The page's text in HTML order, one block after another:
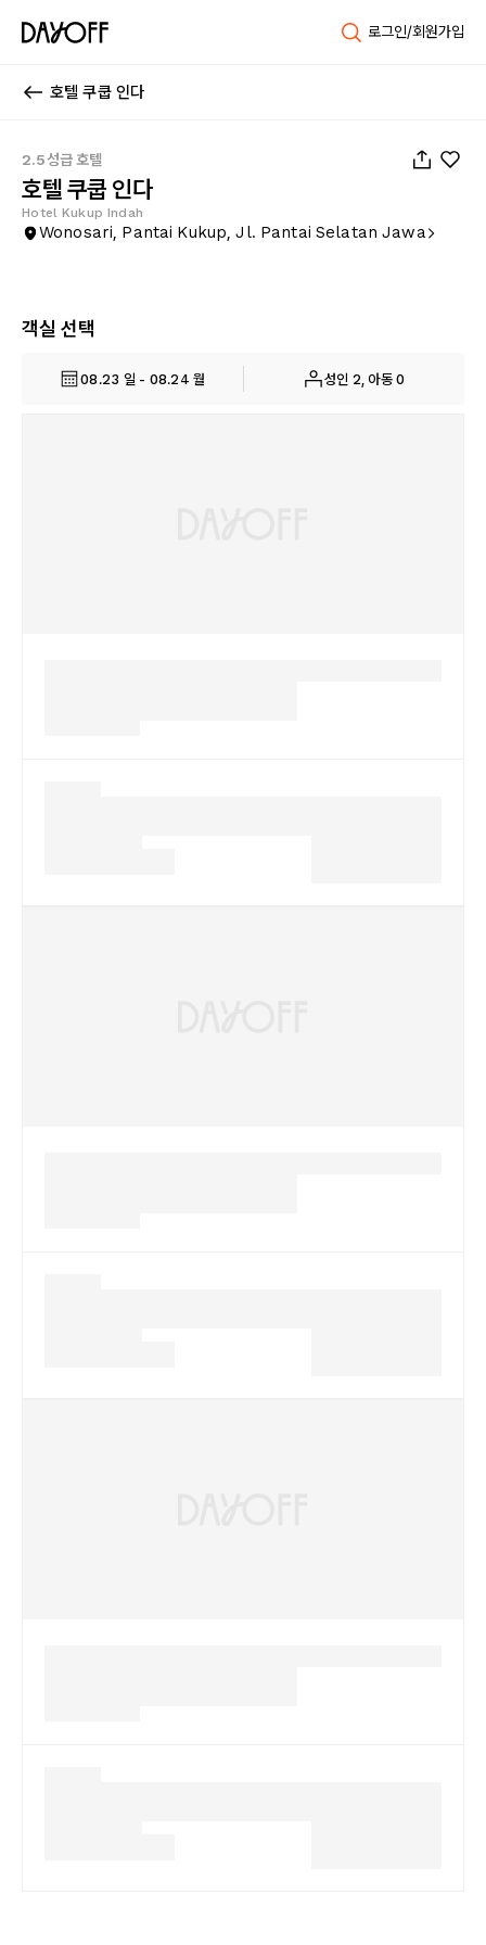
로그인/회원가입
호텔 쿠쿱 인다
2.5성급 호텔
호텔 쿠쿱 인다
Hotel Kukup Indah
Wonosari, Pantai Kukup, Jl. Pantai Selatan Jawa
객실 선택
08.23 일 - 08.24 월 성인 2, 아동 0